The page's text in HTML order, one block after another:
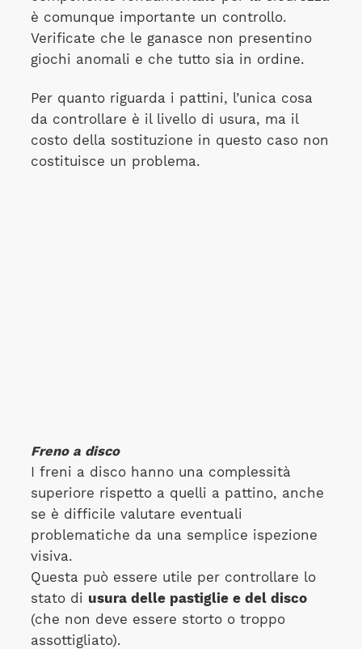
è comunque importante un controllo.
Verificate che le ganasce non presentino
giochi anomali e che tutto sia in ordine.
Per quanto riguarda i pattini, l’unica cosa
da controllare è il livello di usura, ma il
costo della sostituzione in questo caso non
costituisce un problema.
Freno a disco
I freni a disco hanno una complessità
superiore rispetto a quelli a pattino, anche
se è difficile valutare eventuali
problematiche da una semplice ispezione
visiva.
Questa può essere utile per controllare lo
stato di usura delle pastiglie e del disco
(che non deve essere storto o troppo
assottigliato).